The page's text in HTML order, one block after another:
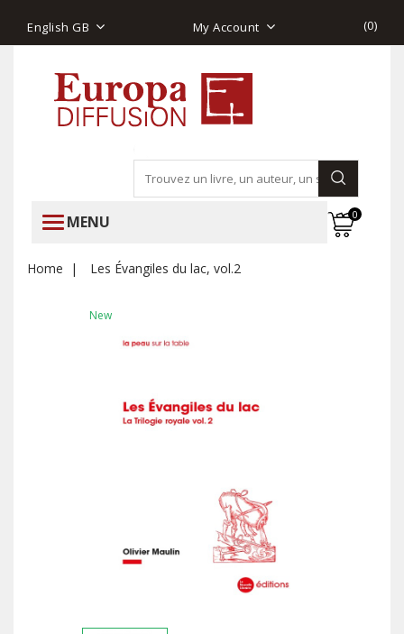
English GB My Account (0)
MENU 0
Home Les Évangiles du lac, vol.2
New